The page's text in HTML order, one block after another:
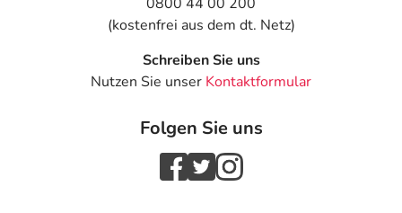
(kostenfrei aus dem dt. Netz)
Schreiben Sie uns
Nutzen Sie unser Kontaktformular
Folgen Sie uns